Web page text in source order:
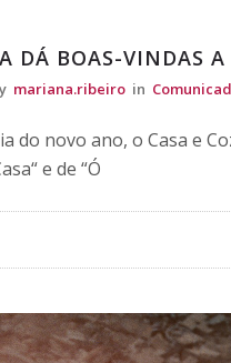
DÁ BOAS-VINDAS
mariana.ribeiro in
novo ano, o Casa e
e de “Ó